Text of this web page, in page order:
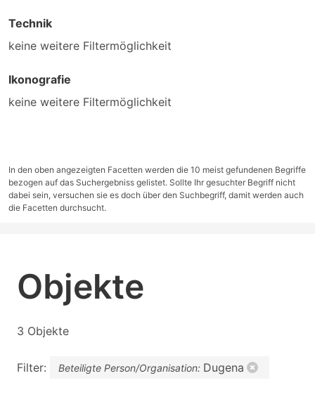
Technik
keine weitere Filtermöglichkeit
Ikonografie
keine weitere Filtermöglichkeit
In den oben angezeigten Facetten werden die 10 meist gefundenen Begriffe
bezogen auf das Suchergebniss gelistet. Sollte Ihr gesuchter Begriff nicht
dabei sein, versuchen sie es doch über den Suchbegriff, damit werden auch
die Facetten durchsucht.
Objekte
3 Objekte
Filter: Beteiligte Person/Organisation: Dugena